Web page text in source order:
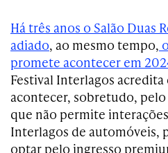
Há três anos o Salão Duas
adiado, ao mesmo tempo,
promete acontecer em
Festival Interlagos acredita
acontecer, sobretudo,
que não permite
Interlagos de automóveis,
optar pelo ingresso